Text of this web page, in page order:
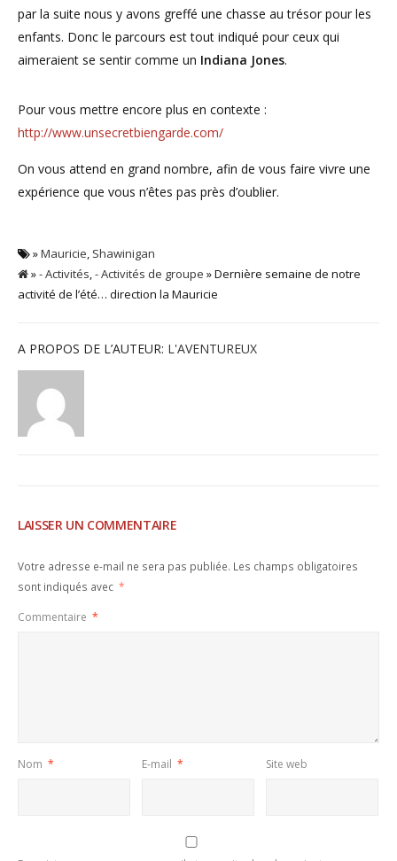
par la suite nous y avons greffé une chasse au trésor pour les
enfants. Donc le parcours est tout indiqué pour ceux qui
aimeraient se sentir comme un Indiana Jones.
Pour vous mettre encore plus en contexte :
http://www.unsecretbiengarde.com/
On vous attend en grand nombre, afin de vous faire vivre une
expérience que vous n’êtes pas près d’oublier.
»Mauricie, Shawinigan
»- Activités,- Activités de groupe » Dernière semaine de notre
activité de l’été… direction la Mauricie
A PROPOS DE L’AUTEUR: L'AVENTUREUX
LAISSER UN COMMENTAIRE
Votre adresse e-mail ne sera pas publiée. Les champs obligatoires
sont indiqués avec *
Commentaire *
Nom * E-mail * Site web